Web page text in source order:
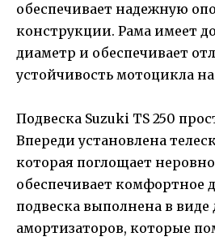
обеспечивает надежную
конструкции. Рама имеет
диаметр и обеспечивает
устойчивость мотоцикла на
Подвеска Suzuki TS 250
Впереди установлена
которая поглощает
обеспечивает комфортное
подвеска выполнена в виде
амортизаторов, которые